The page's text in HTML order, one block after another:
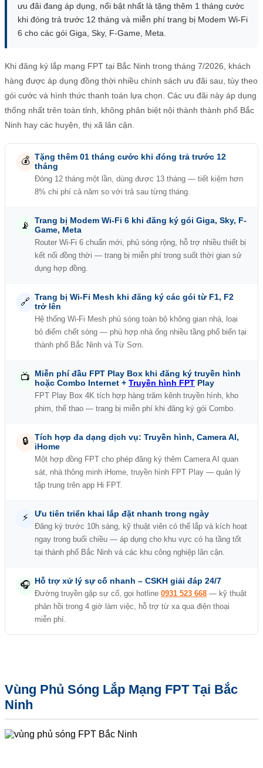
ưu đãi đang áp dụng, nổi bật nhất là tặng thêm 1 tháng cước
khi đóng trả trước 12 tháng và miễn phí trang bị Modem Wi-Fi
6 cho các gói Giga, Sky, F-Game, Meta.
Khi đăng ký lắp mạng FPT tại Bắc Ninh trong tháng 7/2026, khách
hàng được áp dụng đồng thời nhiều chính sách ưu đãi sau, tùy theo
gói cước và hình thức thanh toán lựa chọn. Các ưu đãi này áp dụng
thống nhất trên toàn tỉnh, không phân biệt nội thành thành phố Bắc
Ninh hay các huyện, thị xã lân cận.
💰 Tặng thêm 01 tháng cước khi đóng trả trước 12
tháng
Đóng 12 tháng một lần, dùng được 13 tháng — tiết kiệm hơn
8% chi phí cả năm so với trả sau từng tháng.
📡
Trang bị Modem Wi-Fi 6 khi đăng ký gói Giga, Sky, F-
Game, Meta
Router Wi-Fi 6 chuẩn mới, phủ sóng rộng, hỗ trợ nhiều thiết bị
kết nối đồng thời — trang bị miễn phí trong suốt thời gian sử
dụng hợp đồng.
🔗 Trang bị Wi-Fi Mesh khi đăng ký các gói từ F1, F2
trở lên
Hệ thống Wi-Fi Mesh phủ sóng toàn bộ không gian nhà, loại
bỏ điểm chết sóng — phù hợp nhà ống nhiều tầng phổ biến tại
thành phố Bắc Ninh và Từ Sơn.
📺
Miễn phí đầu FPT Play Box khi đăng ký truyền hình
hoặc Combo Internet + Truyền hình FPT Play
FPT Play Box 4K tích hợp hàng trăm kênh truyền hình, kho
phim, thể thao — trang bị miễn phí khi đăng ký gói Combo.
🔒
Tích hợp đa dạng dịch vụ: Truyền hình, Camera AI,
iHome
Một hợp đồng FPT cho phép đăng ký thêm Camera AI quan
sát, nhà thông minh iHome, truyền hình FPT Play — quản lý
tập trung trên app Hi FPT.
⚡ Ưu tiên triển khai lắp đặt nhanh trong ngày
Đăng ký trước 10h sáng, kỹ thuật viên có thể lắp và kích hoạt
ngay trong buổi chiều — áp dụng cho khu vực có hạ tầng tốt
tại thành phố Bắc Ninh và các khu công nghiệp lân cận.
🎧 Hỗ trợ xử lý sự cố nhanh – CSKH giải đáp 24/7
Đường truyền gặp sự cố, gọi hotline 0931 523 668 — kỹ thuật
phản hồi trong 4 giờ làm việc, hỗ trợ từ xa qua điện thoại
miễn phí.
Vùng Phủ Sóng Lắp Mạng FPT Tại Bắc
Ninh